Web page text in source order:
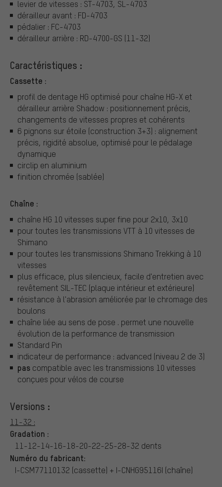
levier de vitesses : ST-4703, SL-4703
dérailleur avant : FD-4703
pédalier : FC-4703
dérailleur arrière : RD-4700-GS (11-32)
Caractéristiques :
Cassette :
profil de dentage HG optimisé pour chaîne HG-X et
dérailleur arrière Shadow : positionnement précis,
changements de vitesses propres et cohérents
6 pignons sur étoile (construction 3+3) : alignement
précis, rigidité absolue, optimisé pour le pédalage
dynamique
circlip en aluminium
finition chromée (sablée)
Chaîne :
chaîne HG 10 vitesses super fine pour 2x10, 3x10
pour toutes les transmissions VTT à 10 vitesses de
Shimano
pour toutes les transmissions Shimano Trekking à 10
vitesses
plus efficace, plus silencieux, facile d'entretien avec
revêtement SIL-TEC (plaque intérieur et extérieure)
résistance à l'abrasion améliorée par le chromage des
boulons
chaîne liée au sens de pose . permet une nouvelle
évolution de la performance de transmission
Standard Pin
indicateur de performance : advanced (niveau 2 de 3)
pas compatible avec les transmissions 10 vitesses
conçues pour vélos de course
Versions :
11-32 :
Gradation :
11-12-14-16-18-20-22-25-28-32 dents
Numéro du fabricant:
I-CSM77110132 (cassette) + I-CNHG95116I (chaîne)